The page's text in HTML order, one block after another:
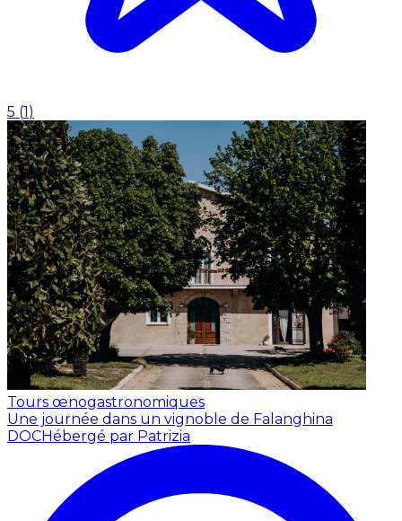
5 (1)
Tours œnogastronomiques
Une journée dans un vignoble de Falanghina
DOCHébergé par Patrizia